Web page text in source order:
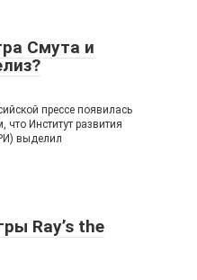
Смута и
прессе появилась
что Институт развития
выделил
Ray’s the